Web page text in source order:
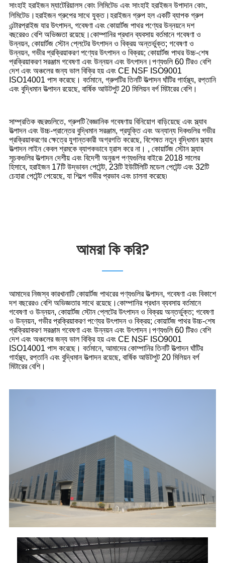
সাংহাই হরাইজন ম্যাটেরিয়ালস কোং লিমিটেড এবং সাংহাই হরাইজন উপাদান কোং,
লিমিটেড। হরাইজন গ্রুপের সাথে যুক্ত।হরাইজন গ্রুপ হল একটি ব্যাপক গ্রুপ
এন্টারপ্রাইজ যার উৎপাদন, গবেষণা এবং কোয়ার্টজ পাথর পণ্যের উন্নয়নে দশ
বছরেরও বেশি অভিজ্ঞতা রয়েছে।কোম্পানির প্রধান ব্যবসায় বর্তমানে গবেষণা ও
উন্নয়ন, কোয়ার্টজ স্টোন প্লেটের উৎপাদন ও বিক্রয় অন্তর্ভুক্ত; গবেষণা ও
উন্নয়ন, গভীর প্রক্রিয়াকরণ পণ্যের উৎপাদন ও বিক্রয়; কোয়ার্টজ পাথর উচ্চ-শেষ
প্রক্রিয়াকরণ সরঞ্জাম গবেষণা এবং উন্নয়ন এবং উৎপাদন।পণ্যগুলি 60 টিরও বেশি
দেশ এবং অঞ্চলের জন্য ভাল বিক্রি হয় এবং CE NSF ISO9001
ISO14001 পাস করেছে। বর্তমানে, গ্রুপটির তিনটি উত্পাদন ঘাঁটির গার্হস্থ্য, রপ্তানি
এবং বুদ্ধিমান উত্পাদন রয়েছে, বার্ষিক আউটপুট 20 মিলিয়ন বর্গ মিটারের বেশি।
সাম্প্রতিক বছরগুলিতে, গ্রুপটি বৈজ্ঞানিক গবেষণায় বিনিয়োগ বাড়িয়েছে এবং স্ল্যাব
উত্পাদন এবং উচ্চ-প্রান্তের বুদ্ধিমান সরঞ্জাম, প্রযুক্তি এবং অন্যান্য দিকগুলির গভীর
প্রক্রিয়াকরণের ক্ষেত্রে যুগান্তকারী অগ্রগতি করেছে, বিশেষত নতুন বুদ্ধিমান স্ল্যাব
উত্পাদন লাইন কেবল শ্রমকে ব্যাপকভাবে হ্রাস করে না। , কোয়ার্টজ স্টোন স্ল্যাব
সূচকগুলির উত্পাদন দেশীয় এবং বিদেশী অনুরূপ পণ্যগুলির বাইরে৷ 2018 সালের
হিসাবে, হরাইজন 17টি উদ্ভাবন পেটেন্ট, 23টি ইউটিলিটি মডেল পেটেন্ট এবং 32টি
চেহারা পেটেন্ট পেয়েছে, যা শিল্পে গভীর প্রভাব এবং চালনা করেছে৷
আমরা কি করি?
আমাদের নিজস্ব কারখানাটি কোয়ার্টজ পাথরের পণ্যগুলির উত্পাদন, গবেষণা এবং বিকাশে
দশ বছরেরও বেশি অভিজ্ঞতার সাথে রয়েছে।কোম্পানির প্রধান ব্যবসায় বর্তমানে
গবেষণা ও উন্নয়ন, কোয়ার্টজ স্টোন প্লেটের উৎপাদন ও বিক্রয় অন্তর্ভুক্ত; গবেষণা
ও উন্নয়ন, গভীর প্রক্রিয়াকরণ পণ্যের উৎপাদন ও বিক্রয়; কোয়ার্টজ পাথর উচ্চ-শেষ
প্রক্রিয়াকরণ সরঞ্জাম গবেষণা এবং উন্নয়ন এবং উৎপাদন।পণ্যগুলি 60 টিরও বেশি
দেশ এবং অঞ্চলের জন্য ভাল বিক্রি হয় এবং CE NSF ISO9001
ISO14001 পাস করেছে। বর্তমানে, আমাদের কোম্পানির তিনটি উত্পাদন ঘাঁটির
গার্হস্থ্য, রপ্তানি এবং বুদ্ধিমান উত্পাদন রয়েছে, বার্ষিক আউটপুট 20 মিলিয়ন বর্গ
মিটারের বেশি।